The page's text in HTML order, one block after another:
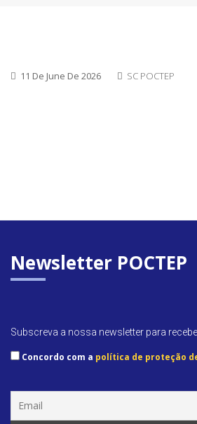
11 De June De 2026 SC POCTEP
Newsletter POCTEP
Subscreva a nossa newsletter para
Concordo com a política de proteção